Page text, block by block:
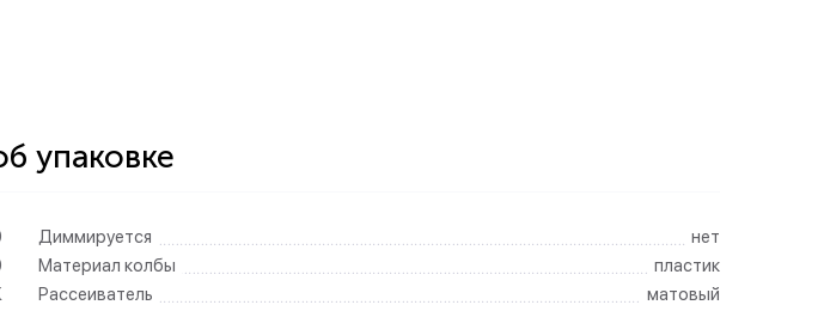
упаковке
Диммируется
нет
Материал колбы
пластик
Рассеиватель
матовый